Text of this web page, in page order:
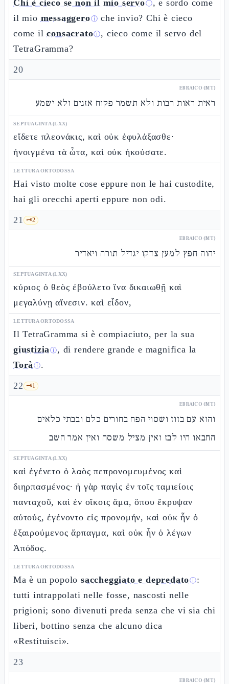
Chi è cieco se non il mio servoⓘ, e sordo come
il mio messaggeroⓘ che invio? Chi è cieco
come ilconsacratoⓘ, cieco come il servo del
TetraGramma?
20
EBRAICO (MT)
ראית ראות רבות ולא תשמר פקוח אזנים ולא ישמע
SEPTUAGINTA (LXX)
εἴδετε πλεονάκις, καὶ οὐκ ἐφυλάξασθε·
ἠνοιγμένα τὰ ὦτα, καὶ οὐκ ἠκούσατε.
LETTURA ORTODOSSA
Hai visto molte cose eppure non le hai custodite,
hai gli orecchi aperti eppure non odi.
21 🗝️2
EBRAICO (MT)
יהוה חפץ למען צדקו יגדיל תורה ויאדיר
SEPTUAGINTA (LXX)
κύριος ὁ θεὸς ἐβούλετο ἵνα δικαιωθῇ καὶ
μεγαλύνῃ αἴνεσιν. καὶ εἶδον,
LETTURA ORTODOSSA
Il TetraGramma si è compiaciuto, per la sua
giustiziaⓘ, di rendere grande e magnifica la
Toràⓘ.
22 🗝️1
EBRAICO (MT)
והוא עם בזוז ושסוי הפח בחורים כלם ובבתי כלאים
החבאו היו לבז ואין מציל משסה ואין אמר השב
SEPTUAGINTA (LXX)
καὶ ἐγένετο ὁ λαὸς πεπρονομευμένος καὶ
διηρπασμένος· ἡ γὰρ παγὶς ἐν τοῖς ταμιείοις
πανταχοῦ, καὶ ἐν οἴκοις ἅμα, ὅπου ἔκρυψαν
αὐτούς, ἐγένοντο εἰς προνομήν, καὶ οὐκ ἦν ὁ
ἐξαιρούμενος ἅρπαγμα, καὶ οὐκ ἦν ὁ λέγων
Ἀπόδος.
LETTURA ORTODOSSA
Ma è un popolo saccheggiato e depredatoⓘ:
tutti intrappolati nelle fosse, nascosti nelle
prigioni; sono divenuti preda senza che vi sia chi
liberi, bottino senza che alcuno dica
«Restituisci».
23
EBRAICO (MT)